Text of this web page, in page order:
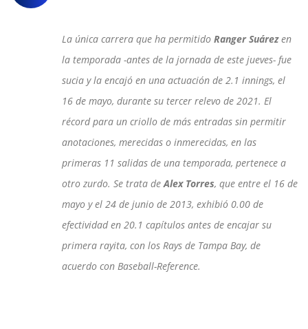
La única carrera que ha permitido Ranger Suárezen
la temporada -antes de la jornada de este jueves- fue
sucia y la encajó en una actuación de 2.1 innings, el
16 de mayo, durante su tercer relevo de 2021. El
récord para un criollo de más entradas sin permitir
anotaciones, merecidas o inmerecidas, en las
primeras 11 salidas de una temporada, pertenece a
otro zurdo. Se trata de Alex Torres, que entre el 16 de
mayo y el 24 de junio de 2013, exhibió 0.00 de
efectividad en 20.1 capítulos antes de encajar su
primera rayita, con los Rays de Tampa Bay, de
acuerdo con Baseball-Reference.